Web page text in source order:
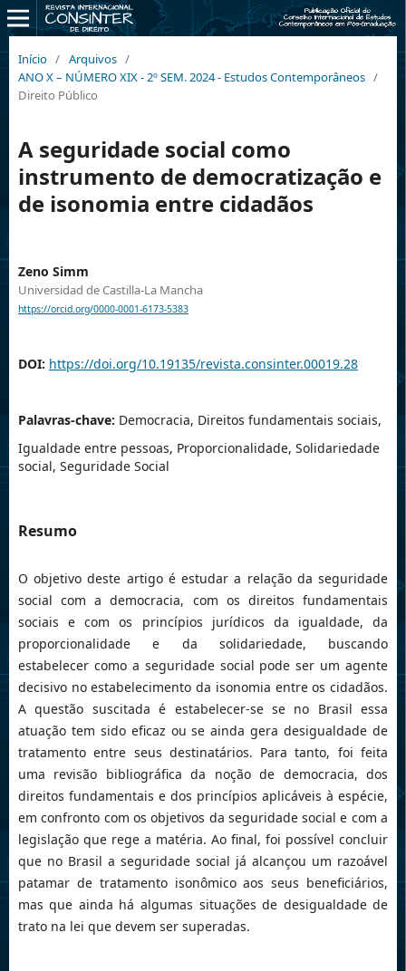
Início / Arquivos /
ANO X – NÚMERO XIX - 2º SEM. 2024 - Estudos Contemporâneos /
Direito Público
A seguridade social como
instrumento de democratização e
de isonomia entre cidadãos
Zeno Simm
Universidad de Castilla-La Mancha
https://orcid.org/0000-0001-6173-5383
DOI: https://doi.org/10.19135/revista.consinter.00019.28
Palavras-chave: Democracia, Direitos fundamentais sociais,
Igualdade entre pessoas, Proporcionalidade, Solidariedade
social, Seguridade Social
Resumo
O objetivo deste artigo é estudar a relação da seguridade
social com a democracia, com os direitos fundamentais
sociais e com os princípios jurídicos da igualdade, da
proporcionalidade e da solidariedade, buscando
estabelecer como a seguridade social pode ser um agente
decisivo no estabelecimento da isonomia entre os cidadãos.
A questão suscitada é estabelecer-se se no Brasil essa
atuação tem sido eficaz ou se ainda gera desigualdade de
tratamento entre seus destinatários. Para tanto, foi feita
uma revisão bibliográfica da noção de democracia, dos
direitos fundamentais e dos princípios aplicáveis à espécie,
em confronto com os objetivos da seguridade social e com a
legislação que rege a matéria. Ao final, foi possível concluir
que no Brasil a seguridade social já alcançou um razoável
patamar de tratamento isonômico aos seus beneficiários,
mas que ainda há algumas situações de desigualdade de
trato na lei que devem ser superadas.